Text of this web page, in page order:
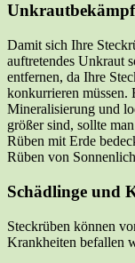
Damit sich Ihre
auftretendes Unkraut
entfernen, da Ihre
konkurrieren müssen.
Mineralisierung und
größer sind, sollte
Rüben mit Erde
Rüben von
Schädlinge und
Steckrüben können
Krankheiten befallen